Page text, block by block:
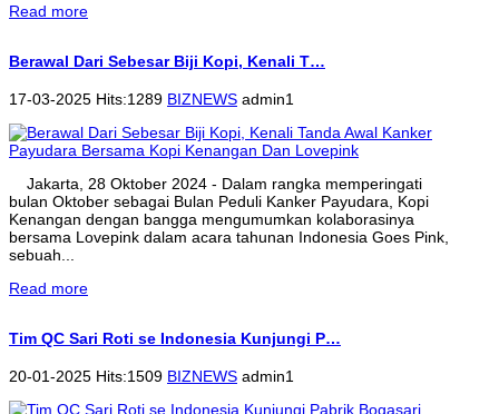
Read more
Berawal Dari Sebesar Biji Kopi, Kenali T…
17-03-2025 Hits:1289 BIZNEWS admin1
Jakarta, 28 Oktober 2024 - Dalam rangka memperingati
bulan Oktober sebagai Bulan Peduli Kanker Payudara, Kopi
Kenangan dengan bangga mengumumkan kolaborasinya
bersama Lovepink dalam acara tahunan Indonesia Goes Pink,
sebuah...
Read more
Tim QC Sari Roti se Indonesia Kunjungi P…
20-01-2025 Hits:1509 BIZNEWS admin1